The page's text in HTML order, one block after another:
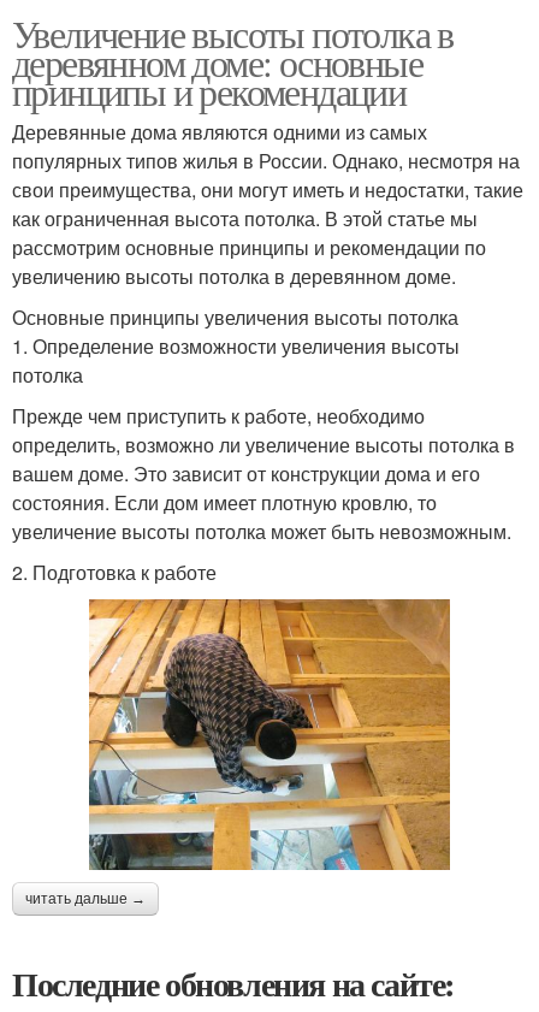
Увеличение высоты потолка в
деревянном доме: основные
принципы и рекомендации
Деревянные дома являются одними из самых
популярных типов жилья в России. Однако, несмотря на
свои преимущества, они могут иметь и недостатки, такие
как ограниченная высота потолка. В этой статье мы
рассмотрим основные принципы и рекомендации по
увеличению высоты потолка в деревянном доме.
Основные принципы увеличения высоты потолка
1. Определение возможности увеличения высоты
потолка
Прежде чем приступить к работе, необходимо
определить, возможно ли увеличение высоты потолка в
вашем доме. Это зависит от конструкции дома и его
состояния. Если дом имеет плотную кровлю, то
увеличение высоты потолка может быть невозможным.
2. Подготовка к работе
читать дальше →
Последние обновления на сайте: